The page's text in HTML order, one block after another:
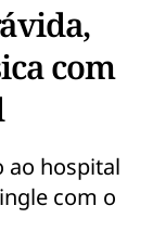
com
ao hospital
com o